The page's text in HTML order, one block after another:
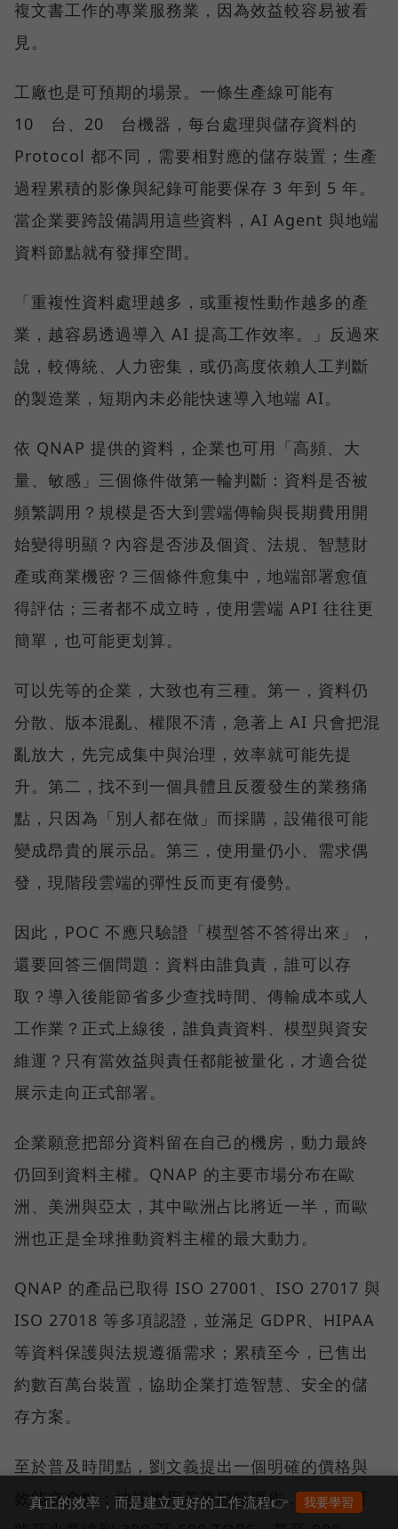
複文書工作的專業服務業，因為效益較容易被看
見。
工廠也是可預期的場景。一條生產線可能有
10 台、20 台機器，每台處理與儲存資料的
Protocol 都不同，需要相對應的儲存裝置；生產
過程累積的影像與紀錄可能要保存 3 年到 5 年。
當企業要跨設備調用這些資料，AI Agent 與地端
資料節點就有發揮空間。
「重複性資料處理越多，或重複性動作越多的產
業，越容易透過導入 AI 提高工作效率。」反過來
說，較傳統、人力密集，或仍高度依賴人工判斷
的製造業，短期內未必能快速導入地端 AI。
依 QNAP 提供的資料，企業也可用「高頻、大
量、敏感」三個條件做第一輪判斷：資料是否被
頻繁調用？規模是否大到雲端傳輸與長期費用開
始變得明顯？內容是否涉及個資、法規、智慧財
產或商業機密？三個條件愈集中，地端部署愈值
得評估；三者都不成立時，使用雲端 API 往往更
簡單，也可能更划算。
可以先等的企業，大致也有三種。第一，資料仍
分散、版本混亂、權限不清，急著上 AI 只會把混
亂放大，先完成集中與治理，效率就可能先提
升。第二，找不到一個具體且反覆發生的業務痛
點，只因為「別人都在做」而採購，設備很可能
變成昂貴的展示品。第三，使用量仍小、需求偶
發，現階段雲端的彈性反而更有優勢。
因此，POC 不應只驗證「模型答不答得出來」，
還要回答三個問題：資料由誰負責，誰可以存
取？導入後能節省多少查找時間、傳輸成本或人
工作業？正式上線後，誰負責資料、模型與資安
維運？只有當效益與責任都能被量化，才適合從
展示走向正式部署。
企業願意把部分資料留在自己的機房，動力最終
仍回到資料主權。QNAP 的主要市場分布在歐
洲、美洲與亞太，其中歐洲占比將近一半，而歐
洲也正是全球推動資料主權的最大動力。
QNAP 的產品已取得 ISO 27001、ISO 27017 與
ISO 27018 等多項認證，並滿足 GDPR、HIPAA
等資料保護與法規遵循需求；累積至今，已售出
約數百萬台裝置，協助企業打造智慧、安全的儲
存方案。
至於普及時間點，劉文義提出一個明確的價格與
效能交會點：地端應用若要順暢運作，運算量可
真正的效率，而是建立更好的工作流程👉 我要學習